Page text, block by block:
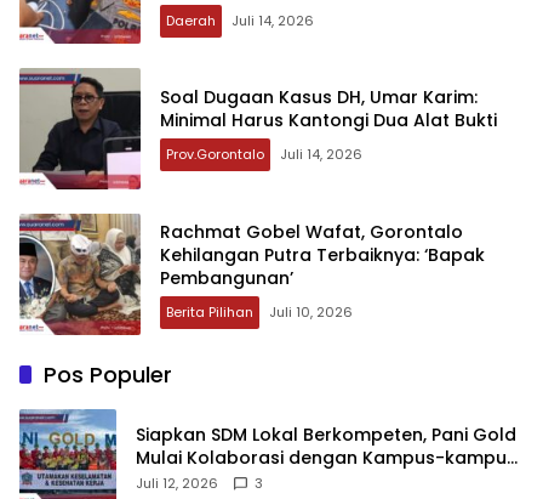
Daerah Juli 14, 2026
‎Soal Dugaan Kasus DH, Umar Karim:
Minimal Harus Kantongi Dua Alat Bukti
Prov.Gorontalo Juli 14, 2026
‎Rachmat Gobel Wafat, Gorontalo
Kehilangan Putra Terbaiknya: ‘Bapak
Pembangunan’‎
Berita Pilihan Juli 10, 2026
Pos Populer
‎Siapkan SDM Lokal Berkompeten, Pani Gold
Mulai Kolaborasi dengan Kampus-kampus
di Gorontalo
Juli 12, 2026 3